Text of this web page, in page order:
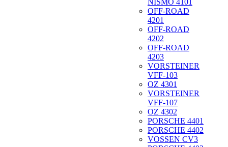
NISMO 4101
OFF-ROAD
4201
OFF-ROAD
4202
OFF-ROAD
4203
VORSTEINER
VFF-103
OZ 4301
VORSTEINER
VFF-107
OZ 4302
PORSCHE 4401
PORSCHE 4402
VOSSEN CV3